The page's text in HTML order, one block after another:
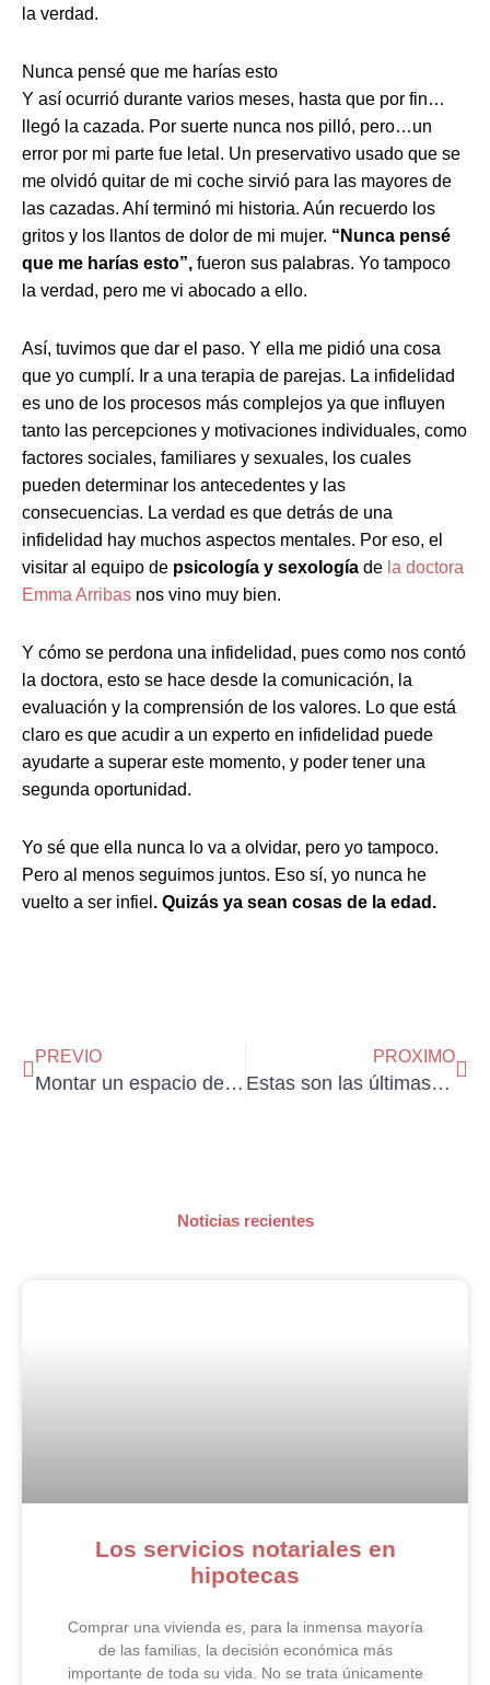
la verdad.
Nunca pensé que me harías esto
Y así ocurrió durante varios meses, hasta que por fin…
llegó la cazada. Por suerte nunca nos pilló, pero…un
error por mi parte fue letal. Un preservativo usado que se
me olvidó quitar de mi coche sirvió para las mayores de
las cazadas. Ahí terminó mi historia. Aún recuerdo los
gritos y los llantos de dolor de mi mujer. “Nunca pensé
que me harías esto”, fueron sus palabras. Yo tampoco
la verdad, pero me vi abocado a ello.
Así, tuvimos que dar el paso. Y ella me pidió una cosa
que yo cumplí. Ir a una terapia de parejas. La infidelidad
es uno de los procesos más complejos ya que influyen
tanto las percepciones y motivaciones individuales, como
factores sociales, familiares y sexuales, los cuales
pueden determinar los antecedentes y las
consecuencias. La verdad es que detrás de una
infidelidad hay muchos aspectos mentales. Por eso, el
visitar al equipo de psicología y sexología de la doctora
Emma Arribas nos vino muy bien.
Y cómo se perdona una infidelidad, pues como nos contó
la doctora, esto se hace desde la comunicación, la
evaluación y la comprensión de los valores. Lo que está
claro es que acudir a un experto en infidelidad puede
ayudarte a superar este momento, y poder tener una
segunda oportunidad.
Yo sé que ella nunca lo va a olvidar, pero yo tampoco.
Pero al menos seguimos juntos. Eso sí, yo nunca he
vuelto a ser infiel . Quizás ya sean cosas de la edad.
PREVIO
Montar un espacio de coworking: mucho más que alquilar oficinas
PROXIMO
Estas son las últimas tendencias en decoración de uñas
Noticias recientes
Los servicios notariales en
hipotecas
Comprar una vivienda es, para la inmensa mayoría
de las familias, la decisión económica más
importante de toda su vida. No se trata únicamente